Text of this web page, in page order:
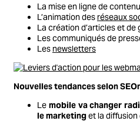
La mise en ligne de
L’animation des réseaux
La création d’articles et de
Les communiqués de
Les newsletters
Nouvelles tendances selon
Le mobile va changer
le marketinget la